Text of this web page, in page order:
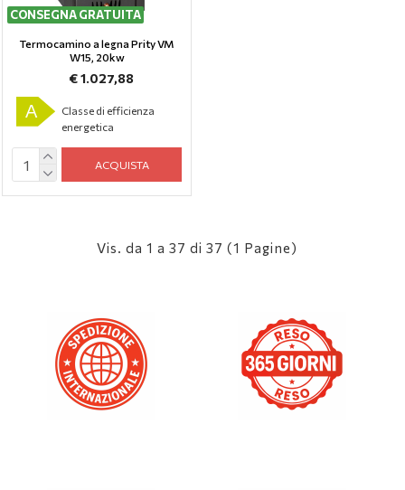
CONSEGNA GRATUITA
Termocamino a legna Prity VM
W15, 20kw
€ 1.027,88
A
Classe di efficienza
energetica
ACQUISTA
Vis. da 1 a 37 di 37 (1 Pagine)